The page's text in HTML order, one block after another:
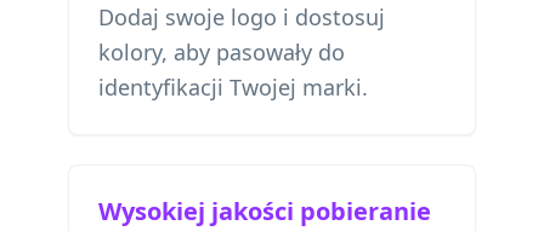
Dodaj swoje logo i dostosuj
kolory, aby pasowały do
identyfikacji Twojej marki.
Wysokiej jakości pobieranie